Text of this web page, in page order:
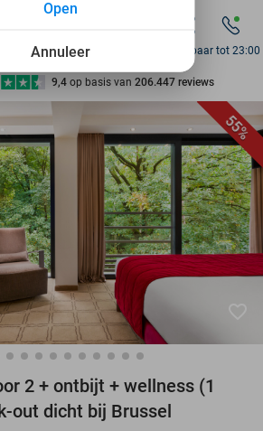
7 dagen per week beschikbaar
10+ miljoen leden
9,4 op basis van 206.447 reviews
Ontdek 15.000+ deals
7 dagen per week beschikbaar
10+ miljoen leden
Bereikbaar tot 23:00
55%
2 + ontbijt + wellness (1
out dicht bij Brussel
Annuleer
Open